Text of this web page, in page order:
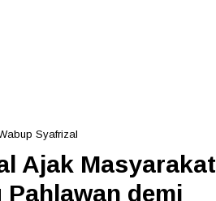
Syafrizal
Ajak Masyarakat
demi